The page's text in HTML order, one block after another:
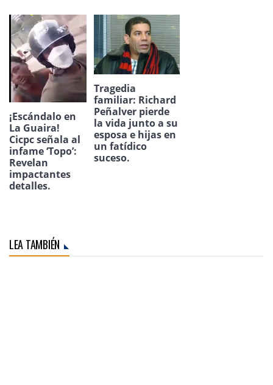
¡Escándalo en
La Guaira!
Cicpc señala al
infame ‘Topo’:
Revelan
impactantes
detalles.
Tragedia
familiar: Richard
Peñalver pierde
la vida junto a su
esposa e hijas en
un fatídico
suceso.
LEA TAMBIÉN